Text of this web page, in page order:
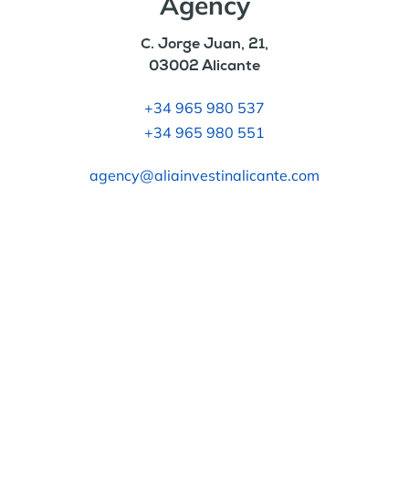
C. Jorge Juan, 21,
03002 Alicante
+34 965 980 537
+34 965 980 551
agency@aliainvestinalicante.com